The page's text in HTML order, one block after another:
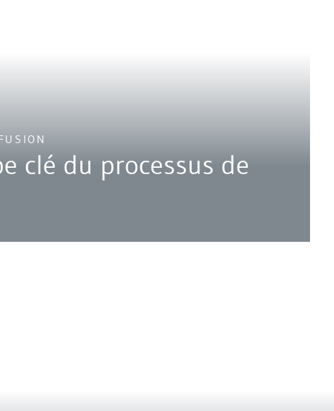
clé du processus de